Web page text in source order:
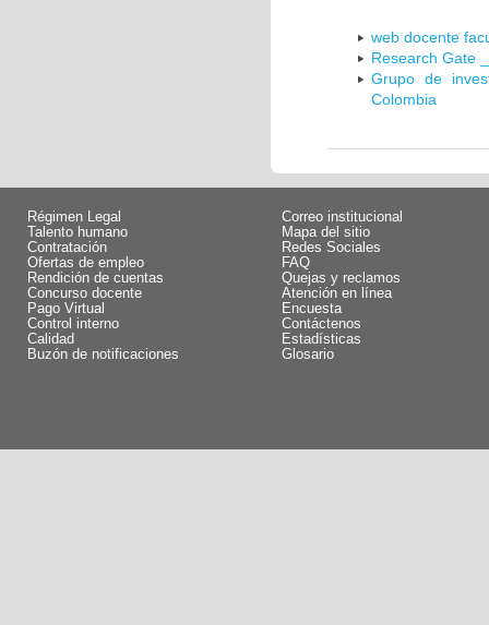
web docente
Research Gate
Grupo de
Colombia
Régimen Legal
Talento humano
Contratación
Ofertas de empleo
Rendición de cuentas
Concurso docente
Pago Virtual
Control interno
Calidad
Buzón de notificaciones
Correo institucional
Mapa del sitio
Redes Sociales
FAQ
Quejas y reclamos
Atención en línea
Encuesta
Contáctenos
Estadísticas
Glosario